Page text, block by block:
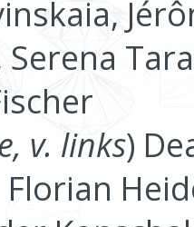
Serena
v. links)